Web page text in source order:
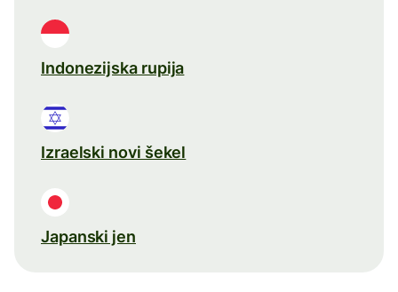
Indonezijska rupija
Izraelski novi šekel
Japanski jen